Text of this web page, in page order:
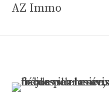
AllerAZ Immo